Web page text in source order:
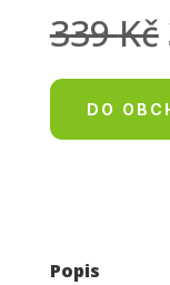
339Kč
DO
Popis